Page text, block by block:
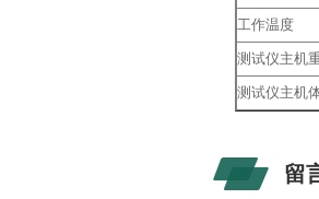
工作温度
测试仪主机
测试仪主机
留